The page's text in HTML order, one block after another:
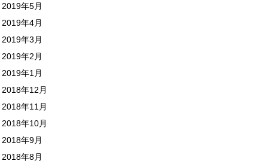
2019年5月
2019年4月
2019年3月
2019年2月
2019年1月
2018年12月
2018年11月
2018年10月
2018年9月
2018年8月